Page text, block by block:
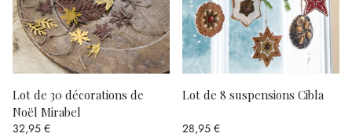
Lot de 30 décorations de
Noël Mirabel
32,95 €
Lot de 8 suspensions Cibla
28,95 €